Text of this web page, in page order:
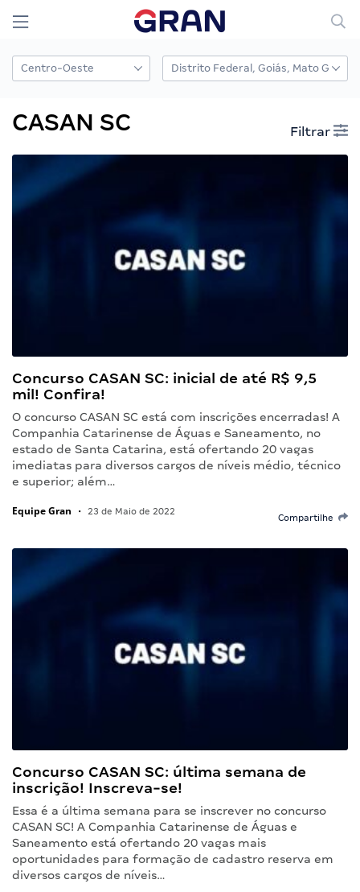
CASAN SC Filtrar
Concurso CASAN SC: inicial de até R$ 9,5
mil! Confira!
O concurso CASAN SC está com inscrições encerradas! A
Companhia Catarinense de Águas e Saneamento, no
estado de Santa Catarina, está ofertando 20 vagas
imediatas para diversos cargos de níveis médio, técnico
e superior; além…
Equipe Gran • 23 de Maio de 2022
Compartilhe
Concurso CASAN SC: última semana de
inscrição! Inscreva-se!
Essa é a última semana para se inscrever no concurso
CASAN SC! A Companhia Catarinense de Águas e
Saneamento está ofertando 20 vagas mais
oportunidades para formação de cadastro reserva em
diversos cargos de níveis…